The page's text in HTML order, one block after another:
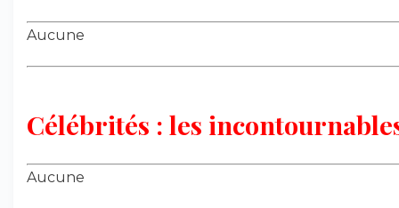
Aucune
Célébrités : les
Aucune